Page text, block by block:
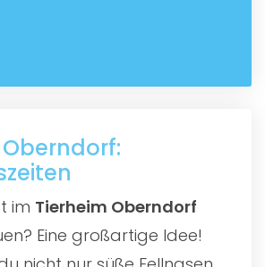
im Tierheim Oberndorf
Eine großartige Idee!